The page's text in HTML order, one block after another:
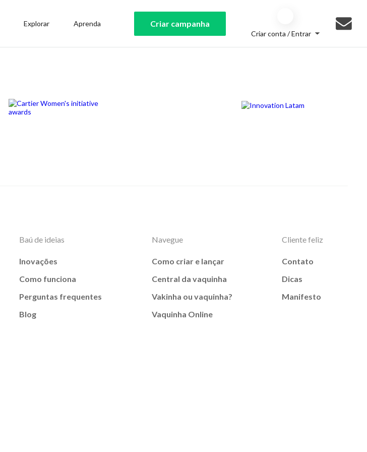
Explorar Aprenda Criar campanha
Criar conta / Entrar
Baú de ideias
Inovações
Como funciona
Perguntas frequentes
Blog
Navegue
Como criar e lançar
Central da vaquinha
Vakinha ou vaquinha?
Vaquinha Online
Cliente feliz
Contato
Dicas
Manifesto